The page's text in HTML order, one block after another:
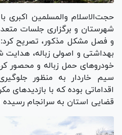
حجت‌الاسلام والمسلمین اکبری
شهرستان و برگزاری جلسات
و فصل مشکل مذکور، تصریح
بهداشتی و اصولی زباله، هدایت
خودرو‌های حمل زباله و محصور
سیم خاردار به منظور
اقداماتی بوده که با بازدید‌های
قضایی استان به سرانجام